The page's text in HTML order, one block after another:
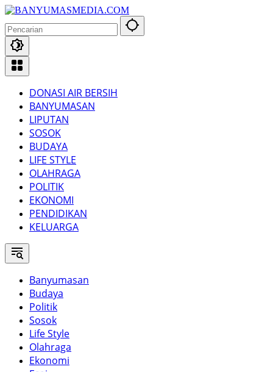
Langsung
konten
DONASI AIR BERSIH
BANYUMASAN
LIPUTAN
SOSOK
BUDAYA
LIFE STYLE
OLAHRAGA
POLITIK
EKONOMI
PENDIDIKAN
KELUARGA
Banyumasan
Budaya
Politik
Sosok
Life Style
Olahraga
Ekonomi